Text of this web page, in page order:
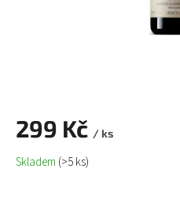
299 Kč / ks
Měrná
cena:
Skladem (>5 ks)